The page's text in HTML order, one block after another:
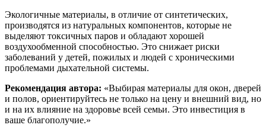
Экологичные материалы, в отличие от синтетических,
производятся из натуральных компонентов, которые не
выделяют токсичных паров и обладают хорошей
воздухообменной способностью. Это снижает риски
заболеваний у детей, пожилых и людей с хроническими
проблемами дыхательной системы.
Рекомендация автора: «Выбирая материалы для окон, дверей
и полов, ориентируйтесь не только на цену и внешний вид, но
и на их влияние на здоровье всей семьи. Это инвестиция в
ваше благополучие.»